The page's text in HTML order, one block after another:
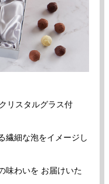
リスタルグラス付
繊細な泡をイメージし
味わいを お届けいた